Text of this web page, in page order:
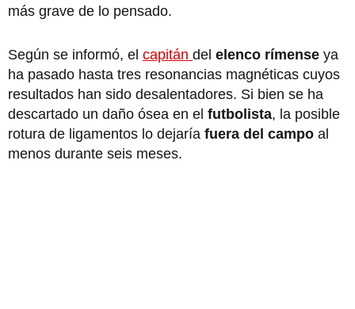
más grave de lo pensado.
Según se informó, el capitán del elenco rímense ya
ha pasado hasta tres resonancias magnéticas cuyos
resultados han sido desalentadores. Si bien se ha
descartado un daño ósea en el futbolista, la posible
rotura de ligamentos lo dejaría fuera del campo al
menos durante seis meses.